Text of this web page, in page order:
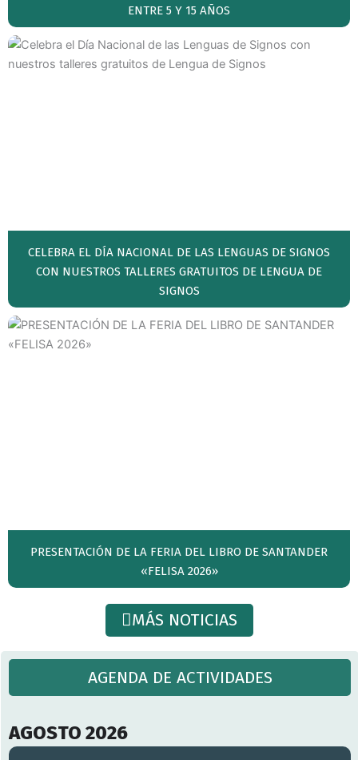
ENTRE 5 Y 15 AÑOS
CELEBRA EL DÍA NACIONAL DE LAS LENGUAS DE SIGNOS
CON NUESTROS TALLERES GRATUITOS DE LENGUA DE
SIGNOS
PRESENTACIÓN DE LA FERIA DEL LIBRO DE SANTANDER
«FELISA 2026»
MÁS NOTICIAS
AGENDA DE ACTIVIDADES
AGOSTO 2026